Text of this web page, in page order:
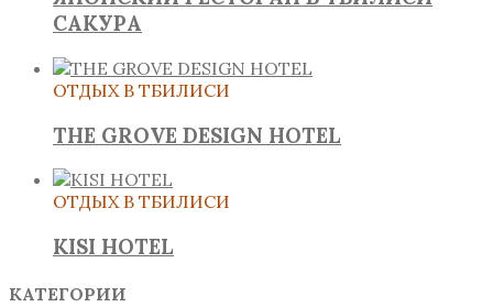
САКУРА
ОТДЫХ В ТБИЛИСИ
THE GROVE DESIGN HOTEL
ОТДЫХ В ТБИЛИСИ
KISI HOTEL
КАТЕГОРИИ